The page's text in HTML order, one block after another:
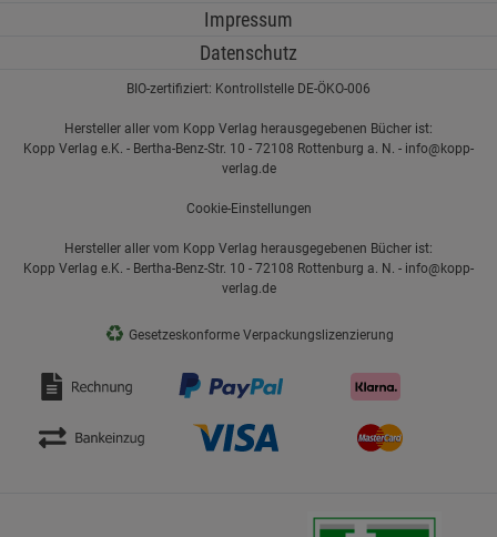
Impressum
Datenschutz
BIO-zertifiziert: Kontrollstelle DE-ÖKO-006
Hersteller aller vom Kopp Verlag herausgegebenen Bücher ist:
Kopp Verlag e.K. - Bertha-Benz-Str. 10 - 72108 Rottenburg a. N. - info@kopp-
verlag.de
Cookie-Einstellungen
Hersteller aller vom Kopp Verlag herausgegebenen Bücher ist:
Kopp Verlag e.K. - Bertha-Benz-Str. 10 - 72108 Rottenburg a. N. - info@kopp-
verlag.de
♻ Gesetzeskonforme Verpackungslizenzierung